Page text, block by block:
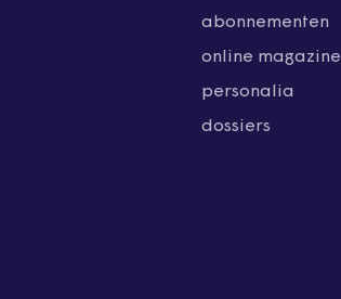
abonnementen
online magazine
personalia
dossiers